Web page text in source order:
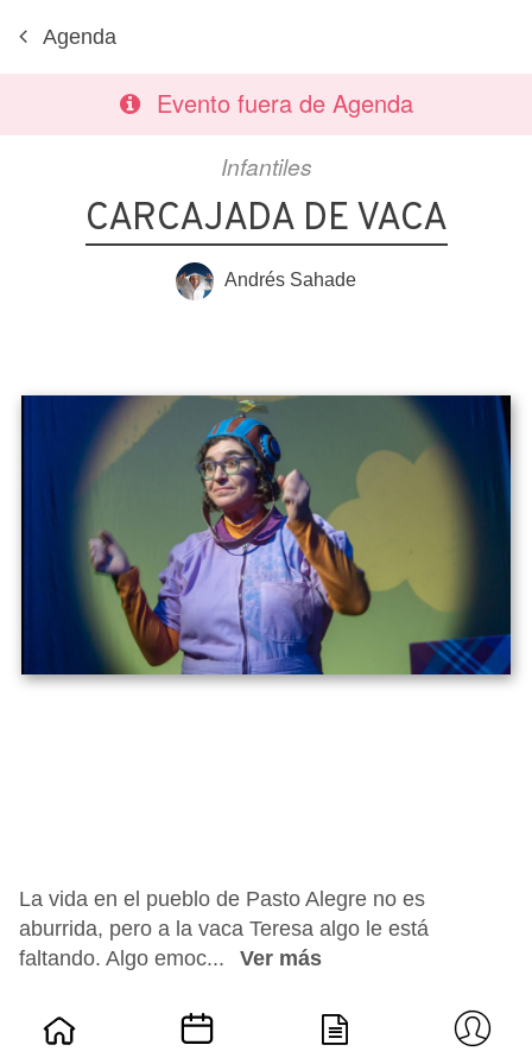
Agenda
Evento fuera de Agenda
Infantiles
CARCAJADA DE VACA
Andrés Sahade
La vida en el pueblo de Pasto Alegre no es
aburrida, pero a la vaca Teresa algo le está
faltando. Algo emoc...
Ver más